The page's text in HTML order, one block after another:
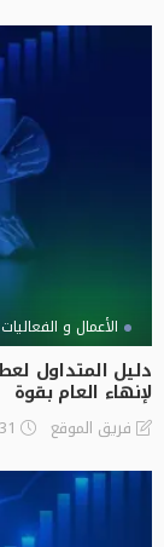
الأعمال و الفعاليات
لإنهاء العام بقوة
فريق الموقع 31 ديسمبر,2025